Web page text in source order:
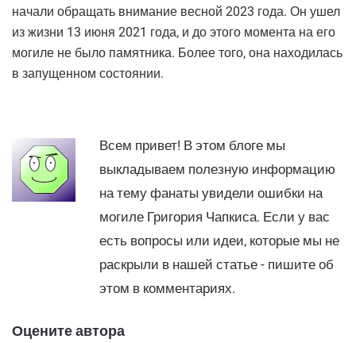
начали обращать внимание весной 2023 года. Он ушел
из жизни 13 июня 2021 года, и до этого момента на его
могиле не было памятника. Более того, она находилась
в запущенном состоянии.
Всем привет! В этом блоге мы
выкладываем полезную информацию
на тему фанаты увидели ошибки на
могиле Григория Чапкиса. Если у вас
есть вопросы или идеи, которые мы не
раскрыли в нашей статье - пишите об
этом в комментариях.
Оцените автора